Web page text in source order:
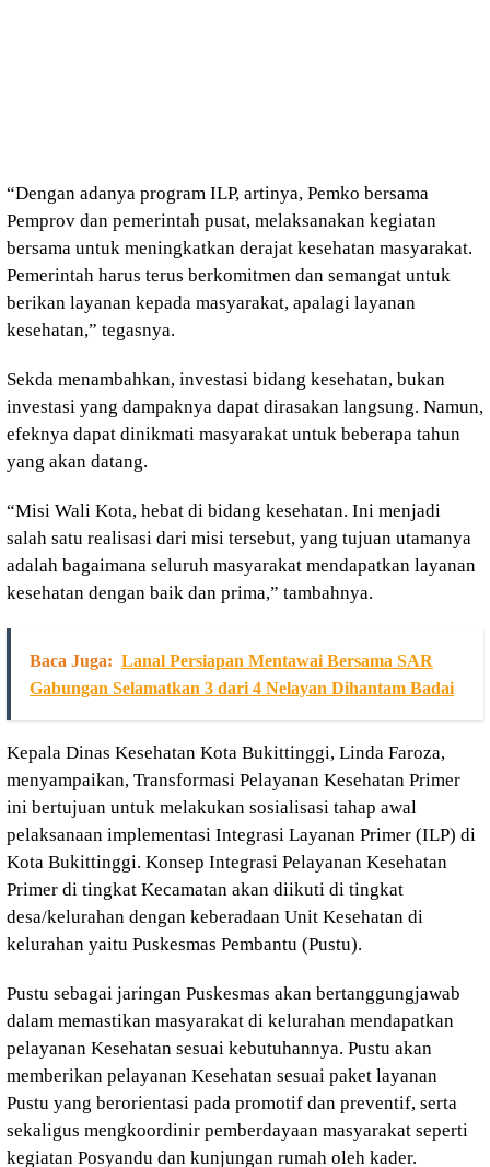
“Dengan adanya program ILP, artinya, Pemko bersama
Pemprov dan pemerintah pusat, melaksanakan kegiatan
bersama untuk meningkatkan derajat kesehatan masyarakat.
Pemerintah harus terus berkomitmen dan semangat untuk
berikan layanan kepada masyarakat, apalagi layanan
kesehatan,” tegasnya.
Sekda menambahkan, investasi bidang kesehatan, bukan
investasi yang dampaknya dapat dirasakan langsung. Namun,
efeknya dapat dinikmati masyarakat untuk beberapa tahun
yang akan datang.
“Misi Wali Kota, hebat di bidang kesehatan. Ini menjadi
salah satu realisasi dari misi tersebut, yang tujuan utamanya
adalah bagaimana seluruh masyarakat mendapatkan layanan
kesehatan dengan baik dan prima,” tambahnya.
Baca Juga: Lanal Persiapan Mentawai Bersama SAR
Gabungan Selamatkan 3 dari 4 Nelayan Dihantam Badai
Kepala Dinas Kesehatan Kota Bukittinggi, Linda Faroza,
menyampaikan, Transformasi Pelayanan Kesehatan Primer
ini bertujuan untuk melakukan sosialisasi tahap awal
pelaksanaan implementasi Integrasi Layanan Primer (ILP) di
Kota Bukittinggi. Konsep Integrasi Pelayanan Kesehatan
Primer di tingkat Kecamatan akan diikuti di tingkat
desa/kelurahan dengan keberadaan Unit Kesehatan di
kelurahan yaitu Puskesmas Pembantu (Pustu).
Pustu sebagai jaringan Puskesmas akan bertanggungjawab
dalam memastikan masyarakat di kelurahan mendapatkan
pelayanan Kesehatan sesuai kebutuhannya. Pustu akan
memberikan pelayanan Kesehatan sesuai paket layanan
Pustu yang berorientasi pada promotif dan preventif, serta
sekaligus mengkoordinir pemberdayaan masyarakat seperti
kegiatan Posyandu dan kunjungan rumah oleh kader.